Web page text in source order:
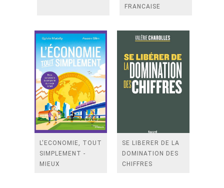
FRANCAISE
L'ECONOMIE, TOUT
SIMPLEMENT -
MIEUX
SE LIBERER DE LA
DOMINATION DES
CHIFFRES